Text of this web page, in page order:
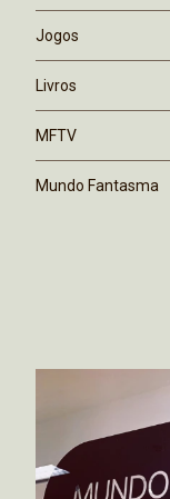
Jogos
Livros
MFTV
Mundo Fantasma